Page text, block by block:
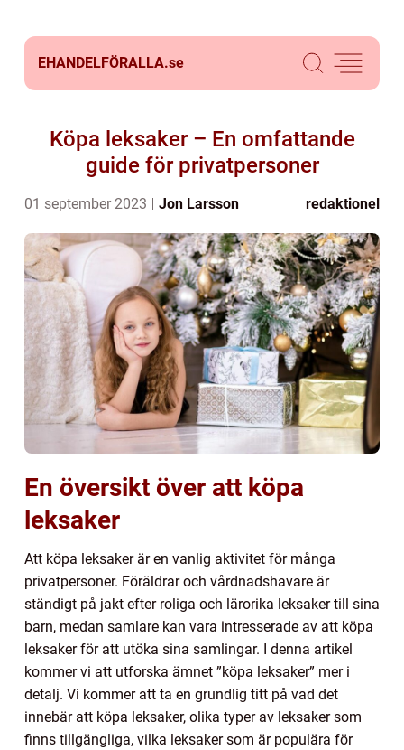
EHANDELFÖRALLA.se
Köpa leksaker – En omfattande
guide för privatpersoner
01 september 2023 Jon Larsson redaktionel
En översikt över att köpa
leksaker
Att köpa leksaker är en vanlig aktivitet för många
privatpersoner. Föräldrar och vårdnadshavare är
ständigt på jakt efter roliga och lärorika leksaker till sina
barn, medan samlare kan vara intresserade av att köpa
leksaker för att utöka sina samlingar. I denna artikel
kommer vi att utforska ämnet ”köpa leksaker” mer i
detalj. Vi kommer att ta en grundlig titt på vad det
innebär att köpa leksaker, olika typer av leksaker som
finns tillgängliga, vilka leksaker som är populära för